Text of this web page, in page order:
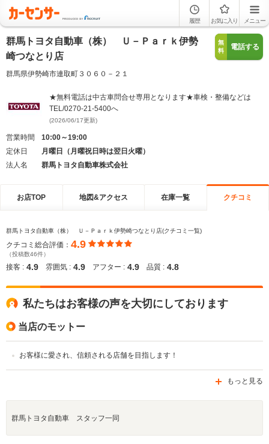
履歴 お気に入り メニュー
群馬トヨタ自動車（株） Ｕ－Ｐａｒｋ伊勢
崎つなとり店
群馬県伊勢崎市連取町３０６０－２１
無
料
電話する
★無料電話は中古車問合せ専用となります★車検・整備などは
TEL/0270‐21‐5400へ
(2026/06/17更新)
営業時間
10:00～19:00
定休日
月曜日（月曜祝日時は翌日火曜）
法人名
群馬トヨタ自動車株式会社
お店TOP 地図&アクセス 在庫一覧 クチコミ
群馬トヨタ自動車（株） Ｕ－Ｐａｒｋ伊勢崎つなとり店(クチコミ一覧)
クチコミ総合評価： 4.9
（投稿数46件）
接客 : 4.9 雰囲気 : 4.9 アフター : 4.9 品質 : 4.8
私たちはお客様の声を大切にしております
当店のモットー
お客様に愛され、信頼される店舗を目指します！
もっと見る
群馬トヨタ自動車 スタッフ一同